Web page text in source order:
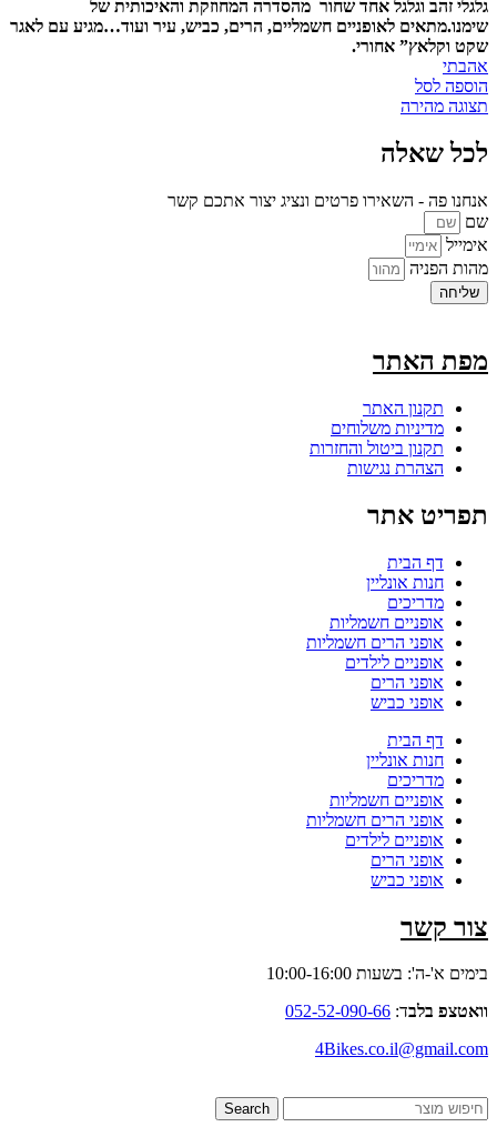
גלגלי זהב וגלגל אחד שחור מהסדרה המחוזקת והאיכותית של
שימנו.מתאים לאופניים חשמליים, הרים, כביש, עיר ועוד…מגיע עם לאגר
שקט וקלאץ” אחורי.
אהבתי
הוספה לסל
תצוגה מהירה
לכל שאלה
אנחנו פה - השאירו פרטים ונציג יצור אתכם קשר
שם
אימייל
מהות הפניה
שליחה
מפת האתר
תקנון האתר
מדיניות משלוחים
תקנון ביטול והחזרות
הצהרת נגישות
תפריט אתר
דף הבית
חנות אונליין
מדריכים
אופניים חשמליות
אופני הרים חשמליות
אופניים לילדים
אופני הרים
אופני כביש
דף הבית
חנות אונליין
מדריכים
אופניים חשמליות
אופני הרים חשמליות
אופניים לילדים
אופני הרים
אופני כביש
צור קשר
בימים א'-ה': בשעות 10:00-16:00
וואטצפ בלבד: 052-52-090-66
4Bikes.co.il@gmail.com
Search